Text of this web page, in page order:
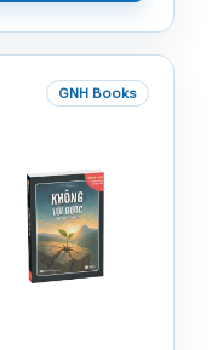
GNH Books